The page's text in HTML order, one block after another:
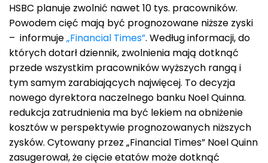
HSBC planuje zwolnić nawet 10 tys. pracowników.
Powodem cięć mają być prognozowane niższe zyski
– informuje„Financial Times”. Według informacji, do
których dotarł dziennik, zwolnienia mają dotknąć
przede wszystkim pracowników wyższych rangą i
tym samym zarabiających najwięcej. To decyzja
nowego dyrektora naczelnego banku Noel Quinna.
redukcja zatrudnienia ma być lekiem na obniżenie
kosztów w perspektywie prognozowanych niższych
zysków. Cytowany przez „Financial Times” Noel Quinn
zasugerował, że cięcie etatów może dotknąć